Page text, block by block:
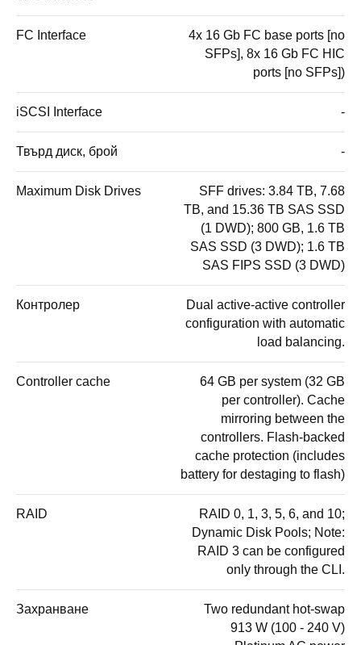
FC Interface
4x 16 Gb FC base ports [no
SFPs], 8x 16 Gb FC HIC
ports [no SFPs])
iSCSI Interface -
Твърд диск, брой -
Maximum Disk Drives
SFF drives: 3.84 TB, 7.68
TB, and 15.36 TB SAS SSD
(1 DWD); 800 GB, 1.6 TB
SAS SSD (3 DWD); 1.6 TB
SAS FIPS SSD (3 DWD)
Контролер
Dual active-active controller
configuration with automatic
load balancing.
Controller cache
64 GB per system (32 GB
per controller). Cache
mirroring between the
controllers. Flash-backed
cache protection (includes
battery for destaging to flash)
RAID
RAID 0, 1, 3, 5, 6, and 10;
Dynamic Disk Pools; Note:
RAID 3 can be configured
only through the CLI.
Захранване
Two redundant hot-swap
913 W (100 - 240 V)